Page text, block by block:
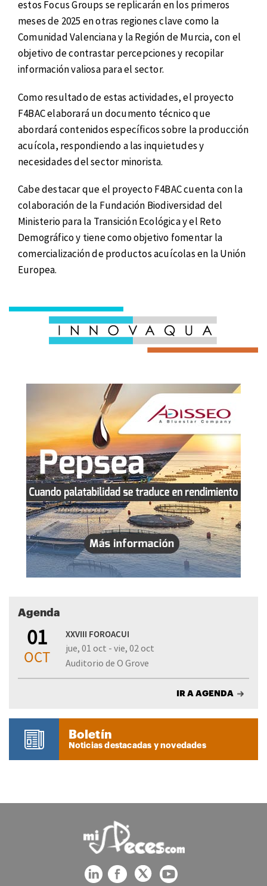
estos Focus Groups se replicarán en los primeros
meses de 2025 en otras regiones clave como la
Comunidad Valenciana y la Región de Murcia, con el
objetivo de contrastar percepciones y recopilar
información valiosa para el sector.
Como resultado de estas actividades, el proyecto
F4BAC elaborará un documento técnico que
abordará contenidos específicos sobre la producción
acuícola, respondiendo a las inquietudes y
necesidades del sector minorista.
Cabe destacar que el proyecto F4BAC cuenta con la
colaboración de la Fundación Biodiversidad del
Ministerio para la Transición Ecológica y el Reto
Demográfico y tiene como objetivo fomentar la
comercialización de productos acuícolas en la Unión
Europea.
Agenda
01
OCT
XXVIII FOROACUI
jue, 01 oct - vie, 02 oct
Auditorio de O Grove
IR A AGENDA
Boletín
Noticias destacadas y novedades